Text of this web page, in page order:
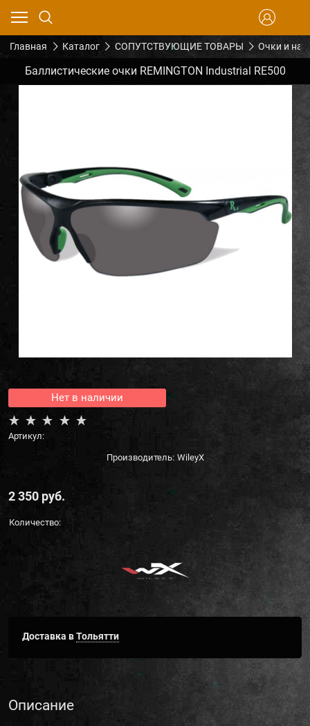
Главная Каталог СОПУТСТВУЮЩИЕ ТОВАРЫ Очки и
Баллистические очки REMINGTON Industrial RE500
Нет в наличии
Артикул:
Производитель: WileyX
2 350 руб.
Количество:
Доставка вТольятти
Описание